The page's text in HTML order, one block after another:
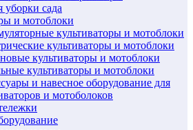
уборки сада
и мотоблоки
культиваторы и мотоблоки
культиваторы и мотоблоки
культиваторы и мотоблоки
культиваторы и мотоблоки
и навесное оборудование для
и мотоболоков